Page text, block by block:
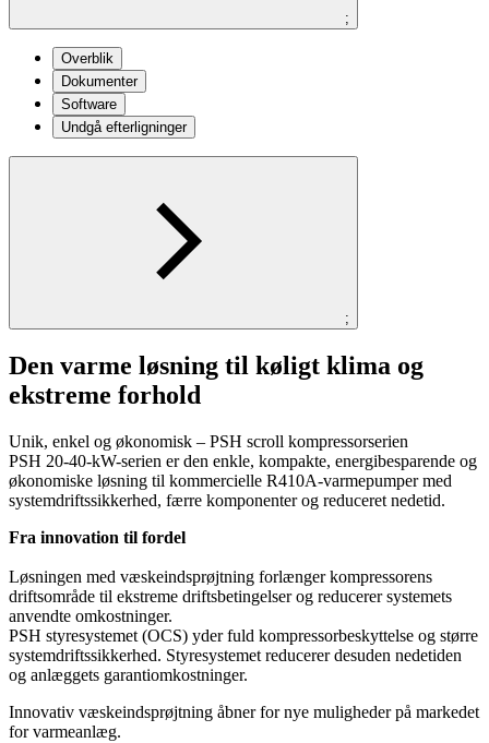
;
Overblik
Dokumenter
Software
Undgå efterligninger
;
Den varme løsning til køligt klima og
ekstreme forhold
Unik, enkel og økonomisk – PSH scroll kompressorserien
PSH 20-40-kW-serien er den enkle, kompakte, energibesparende og
økonomiske løsning til kommercielle R410A-varmepumper med
systemdriftssikkerhed, færre komponenter og reduceret nedetid.
Fra innovation til fordel
Løsningen med væskeindsprøjtning forlænger kompressorens
driftsområde til ekstreme driftsbetingelser og reducerer systemets
anvendte omkostninger.
PSH styresystemet (OCS) yder fuld kompressorbeskyttelse og større
systemdriftssikkerhed. Styresystemet reducerer desuden nedetiden
og anlæggets garantiomkostninger.
Innovativ væskeindsprøjtning åbner for nye muligheder på markedet
for varmeanlæg.